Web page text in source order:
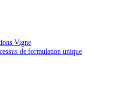
Vigne
de formulation unique